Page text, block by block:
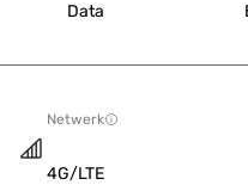
Data
Netwerk
4G/LTE